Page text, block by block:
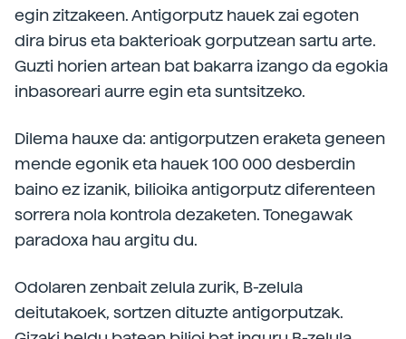
egin zitzakeen. Antigorputz hauek zai egoten
dira birus eta bakterioak gorputzean sartu arte.
Guzti horien artean bat bakarra izango da egokia
inbasoreari aurre egin eta suntsitzeko.
Dilema hauxe da: antigorputzen eraketa geneen
mende egonik eta hauek 100 000 desberdin
baino ez izanik, bilioika antigorputz diferenteen
sorrera nola kontrola dezaketen. Tonegawak
paradoxa hau argitu du.
Odolaren zenbait zelula zurik, B-zelula
deitutakoek, sortzen dituzte antigorputzak.